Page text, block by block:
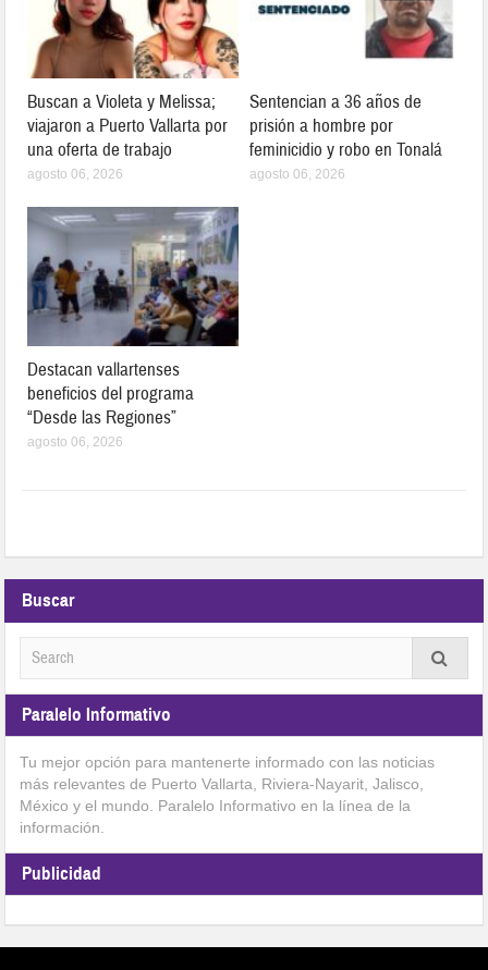
Buscan a Violeta y Melissa;
viajaron a Puerto Vallarta por
una oferta de trabajo
agosto 06, 2026
Sentencian a 36 años de
prisión a hombre por
feminicidio y robo en Tonalá
agosto 06, 2026
Destacan vallartenses
beneficios del programa
“Desde las Regiones”
agosto 06, 2026
Buscar
Paralelo Informativo
Tu mejor opción para mantenerte informado con las noticias
más relevantes de Puerto Vallarta, Riviera-Nayarit, Jalisco,
México y el mundo. Paralelo Informativo en la línea de la
información.
Publicidad